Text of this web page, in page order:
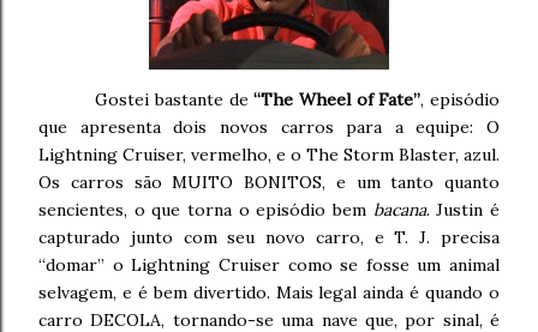
Gostei bastante de“The Wheel of Fate”, episódio
que apresenta dois novos carros para a equipe: O
Lightning Cruiser, vermelho, e o The Storm Blaster, azul.
Os carros são MUITO BONITOS, e um tanto quanto
sencientes, o que torna o episódio bem bacana. Justin é
capturado junto com seu novo carro, e T. J. precisa
“domar” o Lightning Cruiser como se fosse um animal
selvagem, e é bem divertido. Mais legal ainda é quando o
carro DECOLA, tornando-se uma nave que, por sinal, é